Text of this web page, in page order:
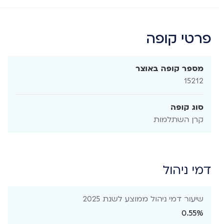
פרטי קופה
מספר קופה באוצר
15212
סוג קופה
קרן השתלמות
דמי ניהול
שיעור דמי ניהול ממוצע לשנת 2025
0.55%